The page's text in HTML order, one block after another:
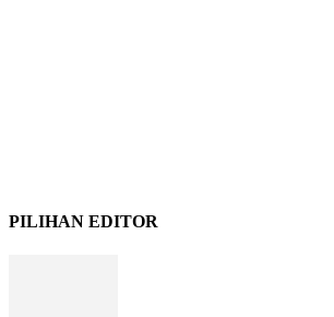
PILIHAN EDITOR